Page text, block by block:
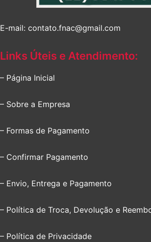
E-mail: contato.fnac@gmail.com
Links Úteis e Atendimento:
– Página Inicial
– Sobre a Empresa
– Formas de Pagamento
– Confirmar Pagamento
– Envio, Entrega e Pagamento
– Política de Troca, Devolução e
– Política de Privacidade